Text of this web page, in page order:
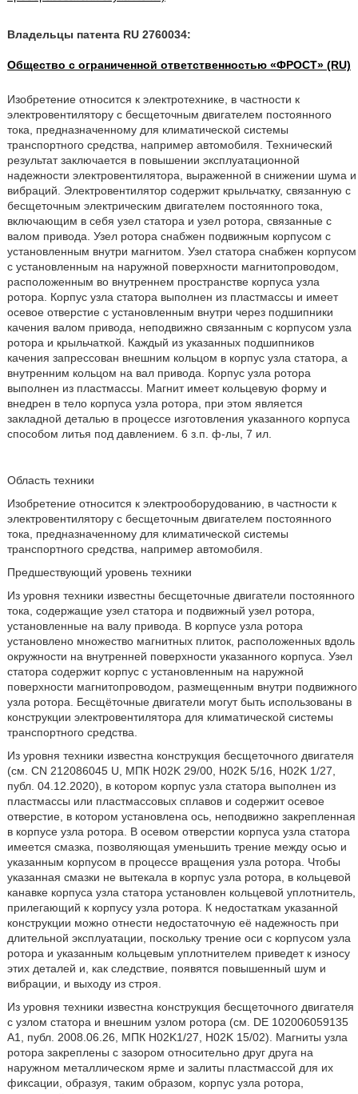
Владельцы патента RU 2760034:
Общество с ограниченной ответственностью «ФРОСТ» (RU)
Изобретение относится к электротехнике, в частности к
электровентилятору с бесщеточным двигателем постоянного
тока, предназначенному для климатической системы
транспортного средства, например автомобиля. Технический
результат заключается в повышении эксплуатационной
надежности электровентилятора, выраженной в снижении шума и
вибраций. Электровентилятор содержит крыльчатку, связанную с
бесщеточным электрическим двигателем постоянного тока,
включающим в себя узел статора и узел ротора, связанные с
валом привода. Узел ротора снабжен подвижным корпусом с
установленным внутри магнитом. Узел статора снабжен корпусом
с установленным на наружной поверхности магнитопроводом,
расположенным во внутреннем пространстве корпуса узла
ротора. Корпус узла статора выполнен из пластмассы и имеет
осевое отверстие с установленным внутри через подшипники
качения валом привода, неподвижно связанным с корпусом узла
ротора и крыльчаткой. Каждый из указанных подшипников
качения запрессован внешним кольцом в корпус узла статора, а
внутренним кольцом на вал привода. Корпус узла ротора
выполнен из пластмассы. Магнит имеет кольцевую форму и
внедрен в тело корпуса узла ротора, при этом является
закладной деталью в процессе изготовления указанного корпуса
способом литья под давлением. 6 з.п. ф-лы, 7 ил.
Область техники
Изобретение относится к электрооборудованию, в частности к
электровентилятору с бесщеточным двигателем постоянного
тока, предназначенному для климатической системы
транспортного средства, например автомобиля.
Предшествующий уровень техники
Из уровня техники известны бесщеточные двигатели постоянного
тока, содержащие узел статора и подвижный узел ротора,
установленные на валу привода. В корпусе узла ротора
установлено множество магнитных плиток, расположенных вдоль
окружности на внутренней поверхности указанного корпуса. Узел
статора содержит корпус с установленным на наружной
поверхности магнитопроводом, размещенным внутри подвижного
узла ротора. Бесщёточные двигатели могут быть использованы в
конструкции электровентилятора для климатической системы
транспортного средства.
Из уровня техники известна конструкция бесщеточного двигателя
(см. CN 212086045 U, МПК H02K 29/00, H02K 5/16, H02K 1/27,
публ. 04.12.2020), в котором корпус узла статора выполнен из
пластмассы или пластмассовых сплавов и содержит осевое
отверстие, в котором установлена ось, неподвижно закрепленная
в корпусе узла ротора. В осевом отверстии корпуса узла статора
имеется смазка, позволяющая уменьшить трение между осью и
указанным корпусом в процессе вращения узла ротора. Чтобы
указанная смазки не вытекала в корпус узла ротора, в кольцевой
канавке корпуса узла статора установлен кольцевой уплотнитель,
прилегающий к корпусу узла ротора. К недостаткам указанной
конструкции можно отнести недостаточную её надежность при
длительной эксплуатации, поскольку трение оси с корпусом узла
ротора и указанным кольцевым уплотнителем приведет к износу
этих деталей и, как следствие, появятся повышенный шум и
вибрации, и выходу из строя.
Из уровня техники известна конструкция бесщеточного двигателя
с узлом статора и внешним узлом ротора (см. DE 102006059135
A1, публ. 2008.06.26, МПК H02K1/27, H02K 15/02). Магниты узла
ротора закреплены с зазором относительно друг друга на
наружном металлическом ярме и залиты пластмассой для их
фиксации, образуя, таким образом, корпус узла ротора,